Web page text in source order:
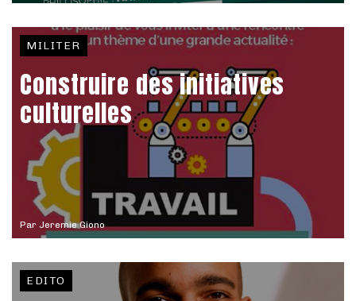
Par Jeremie Giono
MILITER
Construire des initiatives
culturelles
EDITO